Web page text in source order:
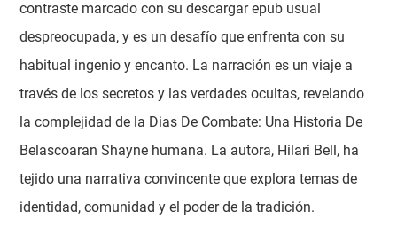
contraste marcado con su descargar epub usual
despreocupada, y es un desafío que enfrenta con su
habitual ingenio y encanto. La narración es un viaje a
través de los secretos y las verdades ocultas, revelando
la complejidad de la Dias De Combate: Una Historia De
Belascoaran Shayne humana. La autora, Hilari Bell, ha
tejido una narrativa convincente que explora temas de
identidad, comunidad y el poder de la tradición.